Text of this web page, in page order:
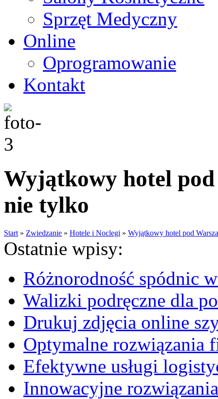
Sprzęt Medyczny
Online
Oprogramowanie
Kontakt
Wyjątkowy hotel
nie tylko
Start » Zwiedzanie » Hotele i Noclegi » Wyjątkowy hotel pod
Ostatnie wpisy:
Różnorodność spódnic
Walizki podręczne dla
Drukuj zdjęcia online
Optymalne rozwiązania
Efektywne usługi
Innowacyjne